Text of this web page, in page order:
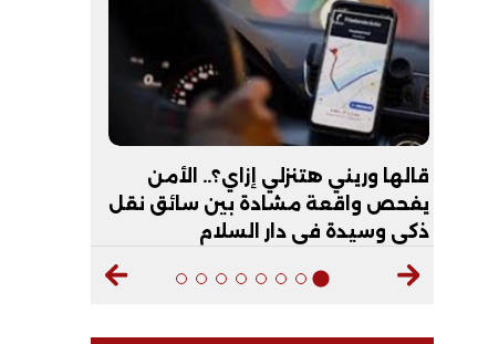
قالها وريني هتنزلي إزاي؟.. الأمن
يفحص واقعة مشادة بين سائق نقل
ذكي وسيدة في دار السلام